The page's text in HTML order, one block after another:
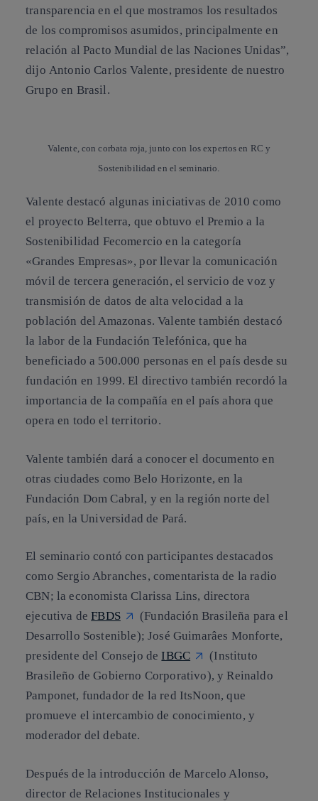
transparencia en el que mostramos los resultados
de los compromisos asumidos, principalmente en
relación al Pacto Mundial de las Naciones Unidas”,
dijo Antonio Carlos Valente, presidente de nuestro
Grupo en Brasil.
Valente, con corbata roja, junto con los expertos en RC y
Sostenibilidad en el seminario.
Valente destacó algunas iniciativas de 2010 como
el proyecto Belterra, que obtuvo el Premio a la
Sostenibilidad Fecomercio en la categoría
«Grandes Empresas», por llevar la comunicación
móvil de tercera generación, el servicio de voz y
transmisión de datos de alta velocidad a la
población del Amazonas. Valente también destacó
la labor de la Fundación Telefónica, que ha
beneficiado a 500.000 personas en el país desde su
fundación en 1999. El directivo también recordó la
importancia de la compañía en el país ahora que
opera en todo el territorio.
Valente también dará a conocer el documento en
otras ciudades como Belo Horizonte, en la
Fundación Dom Cabral, y en la región norte del
país, en la Universidad de Pará.
El seminario contó con participantes destacados
como Sergio Abranches, comentarista de la radio
CBN; la economistaClarissa Lins, directora
ejecutiva deFBDS
(Fundación Brasileña para el
Desarrollo Sostenible);José Guimarâes Monforte,
presidente del Consejo de IBGC
(Instituto
Brasileño de Gobierno Corporativo), yReinaldo
Pamponet, fundador de la red ItsNoon, que
promueve el intercambio de conocimiento, y
moderador del debate.
Después de la introducción de Marcelo Alonso,
director de Relaciones Institucionales y